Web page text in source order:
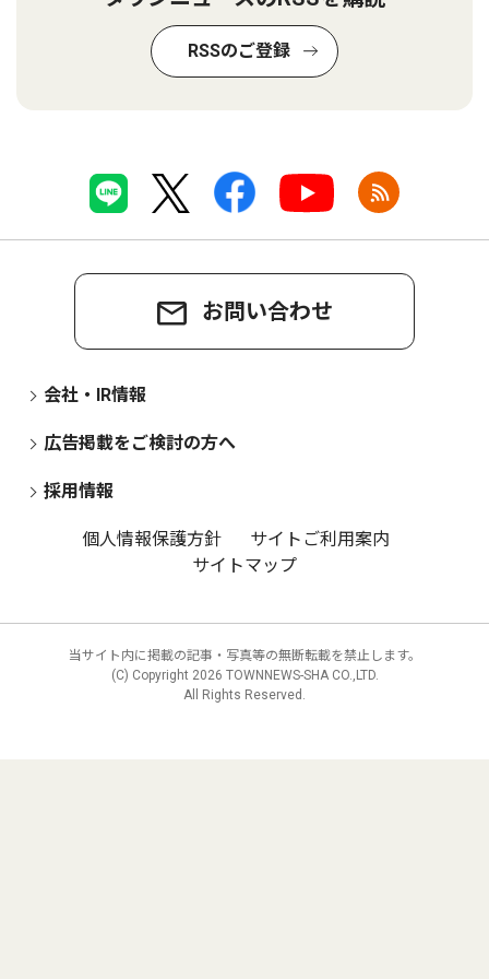
RSSのご登録
お問い合わせ
会社・IR情報
広告掲載をご検討の方へ
採用情報
個人情報保護方針
サイトご利用案内
サイトマップ
当サイト内に掲載の記事・写真等の無断転載を禁止します。
(C) Copyright 2026 TOWNNEWS-SHA CO.,LTD.
All Rights Reserved.